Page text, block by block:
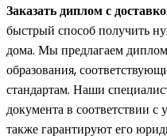
Заказать диплом с
быстрый способ получить
дома. Мы предлагаем
образования,
стандартам. Наши
документа в соответствии
также гарантируют его